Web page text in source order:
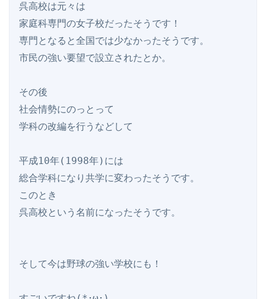
呉高校は元々は
家庭科専門の女子校だったそうです！
専門となると全国では少なかったそうです。
市民の強い要望で設立されたとか。
その後
社会情勢にのっとって
学科の改編を行うなどして
平成10年(1998年)には
総合学科になり共学に変わったそうです。
このとき
呉高校という名前になったそうです。
そして今は野球の強い学校にも！